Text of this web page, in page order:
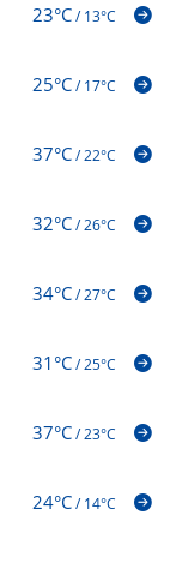
23°C/13°C
25°C/17°C
37°C/22°C
32°C/26°C
34°C/27°C
31°C/25°C
37°C/23°C
24°C/14°C